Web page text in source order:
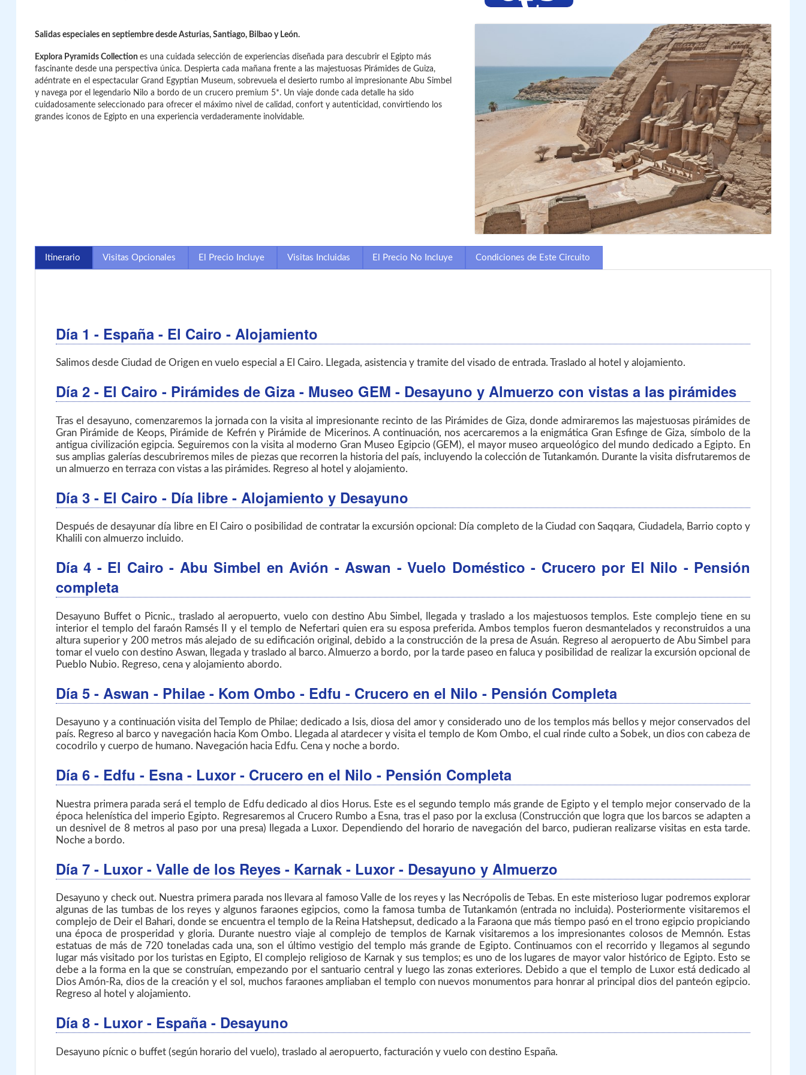
Salidas especiales en septiembre desde Asturias, Santiago, Bilbao y León.
Explora Pyramids Collection es una cuidada selección de experiencias diseñada para descubrir el Egipto más
fascinante desde una perspectiva única. Despierta cada mañana frente a las majestuosas Pirámides de Guiza,
adéntrate en el espectacular Grand Egyptian Museum, sobrevuela el desierto rumbo al impresionante Abu Simbel
y navega por el legendario Nilo a bordo de un crucero premium 5*. Un viaje donde cada detalle ha sido
cuidadosamente seleccionado para ofrecer el máximo nivel de calidad, confort y autenticidad, convirtiendo los
grandes iconos de Egipto en una experiencia verdaderamente inolvidable.
Itinerario Visitas Opcionales El Precio Incluye Visitas Incluidas El Precio No Incluye Condiciones de Este Circuito
Día 1 - España - El Cairo - Alojamiento
Salimos desde Ciudad de Origen en vuelo especial a El Cairo. Llegada, asistencia y tramite del visado de entrada. Traslado al hotel y alojamiento.
Día 2 - El Cairo - Pirámides de Giza - Museo GEM - Desayuno y Almuerzo con vistas a las pirámides
Tras el desayuno, comenzaremos la jornada con la visita al impresionante recinto de las Pirámides de Giza, donde admiraremos las majestuosas pirámides de
Gran Pirámide de Keops, Pirámide de Kefrén y Pirámide de Micerinos. A continuación, nos acercaremos a la enigmática Gran Esfinge de Giza, símbolo de la
antigua civilización egipcia. Seguiremos con la visita al moderno Gran Museo Egipcio (GEM), el mayor museo arqueológico del mundo dedicado a Egipto. En
sus amplias galerías descubriremos miles de piezas que recorren la historia del país, incluyendo la colección de Tutankamón. Durante la visita disfrutaremos de
un almuerzo en terraza con vistas a las pirámides. Regreso al hotel y alojamiento.
Día 3 - El Cairo - Día libre - Alojamiento y Desayuno
Después de desayunar día libre en El Cairo o posibilidad de contratar la excursión opcional: Día completo de la Ciudad con Saqqara, Ciudadela, Barrio copto y
Khalili con almuerzo incluido.
Día 4 - El Cairo - Abu Simbel en Avión - Aswan - Vuelo Doméstico - Crucero por El Nilo - Pensión
completa
Desayuno Buffet o Picnic., traslado al aeropuerto, vuelo con destino Abu Simbel, llegada y traslado a los majestuosos templos. Este complejo tiene en su
interior el templo del faraón Ramsés II y el templo de Nefertari quien era su esposa preferida. Ambos templos fueron desmantelados y reconstruidos a una
altura superior y 200 metros más alejado de su edificación original, debido a la construcción de la presa de Asuán. Regreso al aeropuerto de Abu Simbel para
tomar el vuelo con destino Aswan, llegada y traslado al barco. Almuerzo a bordo, por la tarde paseo en faluca y posibilidad de realizar la excursión opcional de
Pueblo Nubio. Regreso, cena y alojamiento abordo.
Día 5 - Aswan - Philae - Kom Ombo - Edfu - Crucero en el Nilo - Pensión Completa
Desayuno y a continuación visita del Templo de Philae; dedicado a Isis, diosa del amor y considerado uno de los templos más bellos y mejor conservados del
país. Regreso al barco y navegación hacia Kom Ombo. Llegada al atardecer y visita el templo de Kom Ombo, el cual rinde culto a Sobek, un dios con cabeza de
cocodrilo y cuerpo de humano. Navegación hacia Edfu. Cena y noche a bordo.
Día 6 - Edfu - Esna - Luxor - Crucero en el Nilo - Pensión Completa
Nuestra primera parada será el templo de Edfu dedicado al dios Horus. Este es el segundo templo más grande de Egipto y el templo mejor conservado de la
época helenística del imperio Egipto. Regresaremos al Crucero Rumbo a Esna, tras el paso por la exclusa (Construcción que logra que los barcos se adapten a
un desnivel de 8 metros al paso por una presa) llegada a Luxor. Dependiendo del horario de navegación del barco, pudieran realizarse visitas en esta tarde.
Noche a bordo.
Día 7 - Luxor - Valle de los Reyes - Karnak - Luxor - Desayuno y Almuerzo
Desayuno y check out. Nuestra primera parada nos llevara al famoso Valle de los reyes y las Necrópolis de Tebas. En este misterioso lugar podremos explorar
algunas de las tumbas de los reyes y algunos faraones egipcios, como la famosa tumba de Tutankamón (entrada no incluida). Posteriormente visitaremos el
complejo de Deir el Bahari, donde se encuentra el templo de la Reina Hatshepsut, dedicado a la Faraona que más tiempo pasó en el trono egipcio propiciando
una época de prosperidad y gloria. Durante nuestro viaje al complejo de templos de Karnak visitaremos a los impresionantes colosos de Memnón. Estas
estatuas de más de 720 toneladas cada una, son el último vestigio del templo más grande de Egipto. Continuamos con el recorrido y llegamos al segundo
lugar más visitado por los turistas en Egipto, El complejo religioso de Karnak y sus templos; es uno de los lugares de mayor valor histórico de Egipto. Esto se
debe a la forma en la que se construían, empezando por el santuario central y luego las zonas exteriores. Debido a que el templo de Luxor está dedicado al
Dios Amón-Ra, dios de la creación y el sol, muchos faraones ampliaban el templo con nuevos monumentos para honrar al principal dios del panteón egipcio.
Regreso al hotel y alojamiento.
Día 8 - Luxor - España - Desayuno
Desayuno pícnic o buffet (según horario del vuelo), traslado al aeropuerto, facturación y vuelo con destino España.